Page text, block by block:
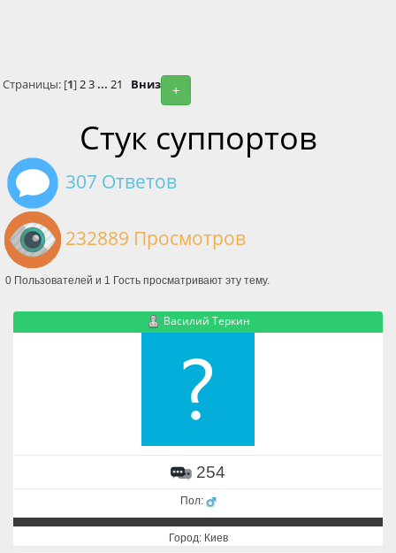
+
Страницы: [1]2 3 ... 21 Вниз
Стук суппортов
307 Ответов
232889 Просмотров
0 Пользователей и 1 Гость просматривают эту тему.
Василий Теркин
254
Пол:
Город: Киев